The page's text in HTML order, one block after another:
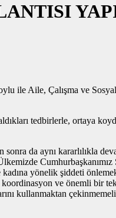
ile Aile, Çalışma ve
tedbirlerle, ortaya
da aynı kararlılıkla
kadına yönelik şiddeti
ve önemli bir
kullanmaktan